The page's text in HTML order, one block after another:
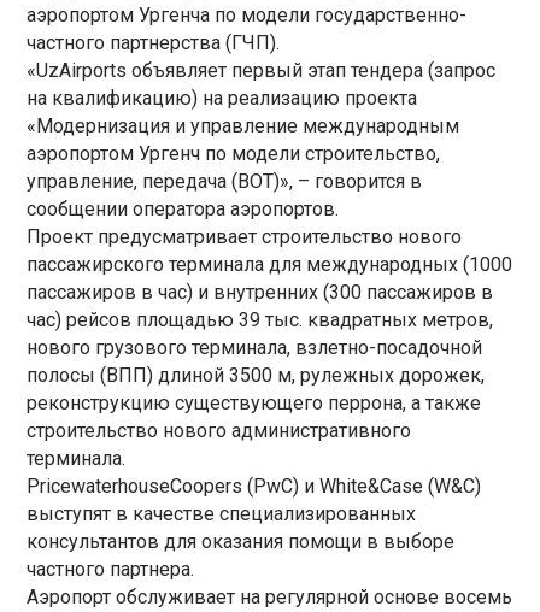
аэропортом Ургенча по модели государственно-
частного партнерства (ГЧП).
«UzAirports объявляет первый этап тендера (запрос
на квалификацию) на реализацию проекта
«Модернизация и управление международным
аэропортом Ургенч по модели строительство,
управление, передача (BOT)», – говорится в
сообщении оператора аэропортов.
Проект предусматривает строительство нового
пассажирского терминала для международных (1000
пассажиров в час) и внутренних (300 пассажиров в
час) рейсов площадью 39 тыс. квадратных метров,
нового грузового терминала, взлетно-посадочной
полосы (ВПП) длиной 3500 м, рулежных дорожек,
реконструкцию существующего перрона, а также
строительство нового административного
терминала.
PricewaterhouseCoopers (PwC) и White&Case (W&C)
выступят в качестве специализированных
консультантов для оказания помощи в выборе
частного партнера.
Аэропорт обслуживает на регулярной основе восемь